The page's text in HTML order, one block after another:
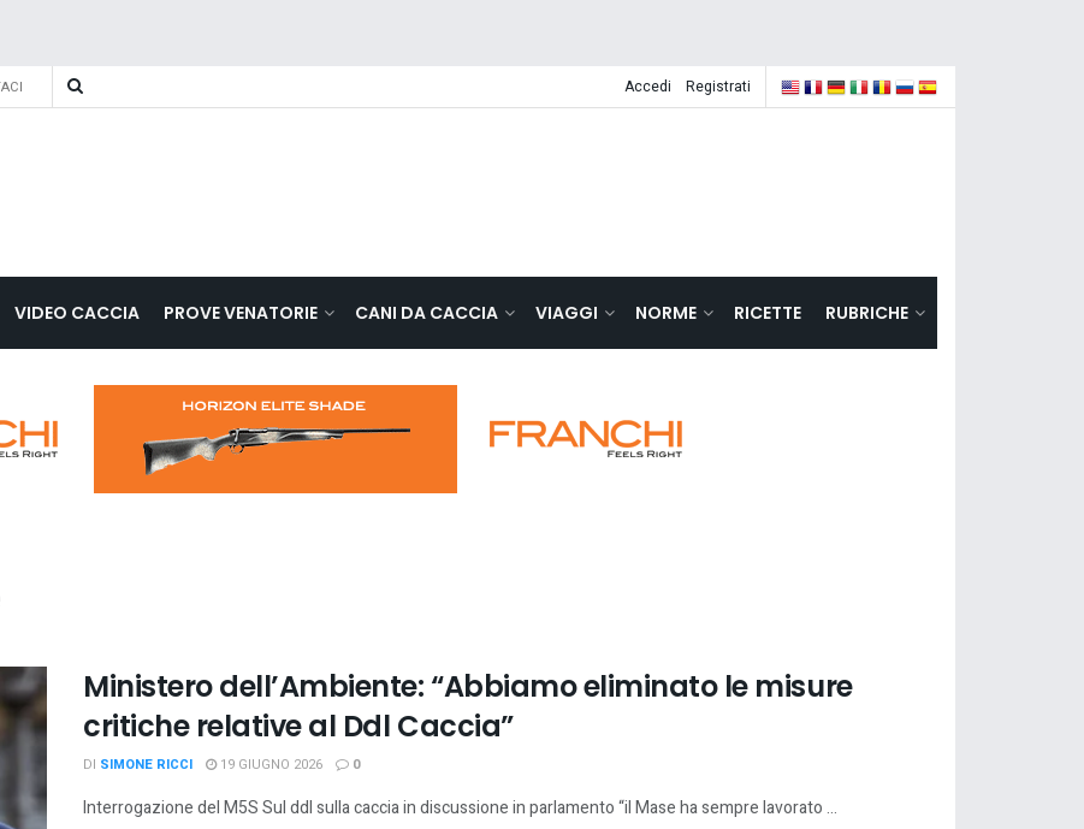
Accedi Registrati
VIDEO CACCIA PROVE VENATORIE CANI DA CACCIA VIAGGI NORME RICETTE RUBRICHE
Ministero dell’Ambiente: “Abbiamo eliminato le misure
critiche relative al Ddl Caccia”
DI SIMONE RICCI 19 GIUGNO 2026 0
Interrogazione del M5S Sul ddl sulla caccia in discussione in parlamento “il Mase ha sempre lavorato ...